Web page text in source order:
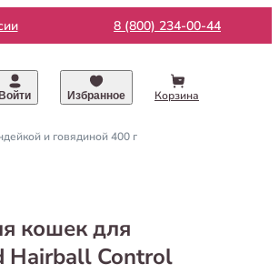
8 (800) 234-00-44
Избранное Корзина
и говядиной 400 г
кошек для
Hairball Control